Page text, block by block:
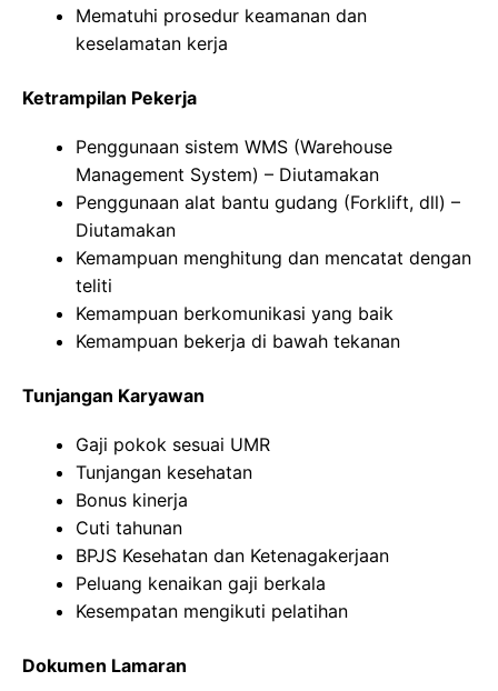
Mematuhi prosedur keamanan dan
keselamatan kerja
Ketrampilan Pekerja
Penggunaan sistem WMS (Warehouse
Management System) – Diutamakan
Penggunaan alat bantu gudang (Forklift, dll) –
Diutamakan
Kemampuan menghitung dan mencatat dengan
teliti
Kemampuan berkomunikasi yang baik
Kemampuan bekerja di bawah tekanan
Tunjangan Karyawan
Gaji pokok sesuai UMR
Tunjangan kesehatan
Bonus kinerja
Cuti tahunan
BPJS Kesehatan dan Ketenagakerjaan
Peluang kenaikan gaji berkala
Kesempatan mengikuti pelatihan
Dokumen Lamaran